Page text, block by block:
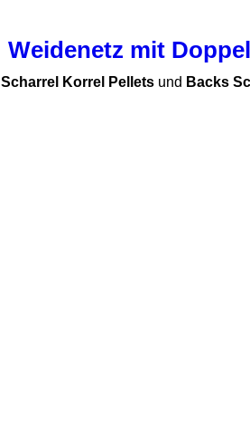
Scharrel Korrel Pellets und Backs
Weidenetz mit